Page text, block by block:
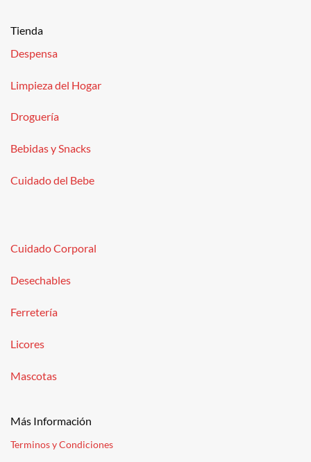
Tienda
Despensa
Limpieza del Hogar
Droguería
Bebidas y Snacks
Cuidado del Bebe
Cuidado Corporal
Desechables
Ferretería
Licores
Mascotas
Más Información
Terminos y Condiciones